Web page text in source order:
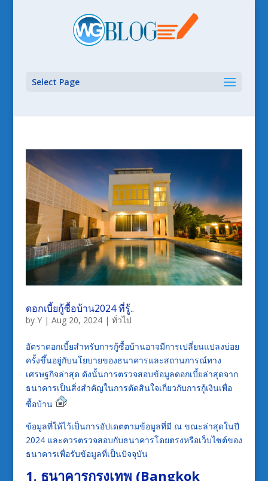
Select Page
ดอกเบี้ยกู้ซื้อบ้าน2024 ที่รู้..
by Y| Aug 20, 2024| ทั่วไป
อัตราดอกเบี้ยสำหรับการกู้ซื้อบ้านอาจมีการเปลี่ยนแปลงบ่อย
ครั้งขึ้นอยู่กับนโยบายของธนาคารและสถานการณ์ทาง
เศรษฐกิจล่าสุด ดังนั้นการตรวจสอบข้อมูลดอกเบี้ยล่าสุดจาก
ธนาคารเป็นสิ่งสำคัญในการตัดสินใจเกี่ยวกับการกู้เงินเพื่อ
ซื้อบ้าน
ข้อมูลที่ให้ไว้เป็นการอัปเดตตามข้อมูลที่มี ณ ขณะล่าสุดในปี
2024 และควรตรวจสอบกับธนาคารโดยตรงหรือเว็บไซต์ของ
ธนาคารเพื่อรับข้อมูลที่เป็นปัจจุบัน
1. ธนาคารกรุงเทพ (Bangkok